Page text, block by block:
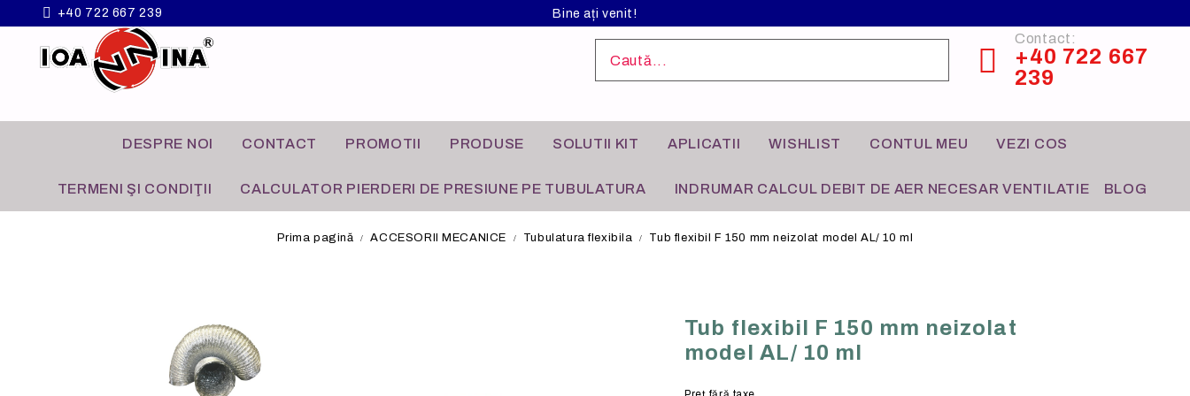
+40 722 667 239 Bine ați venit!
Contact:
+40 722 667
239
DESPRE NOI CONTACT PROMOTII PRODUSE SOLUTII KIT APLICATII WISHLIST CONTUL MEU VEZI COS
TERMENI ŞI CONDIŢII CALCULATOR PIERDERI DE PRESIUNE PE TUBULATURA INDRUMAR CALCUL DEBIT DE AER NECESAR VENTILATIE BLOG
Prima pagină ACCESORII MECANICE Tubulatura flexibila Tub flexibil F 150 mm neizolat model AL/ 10 ml
Tub flexibil F 150 mm neizolat
model AL/ 10 ml